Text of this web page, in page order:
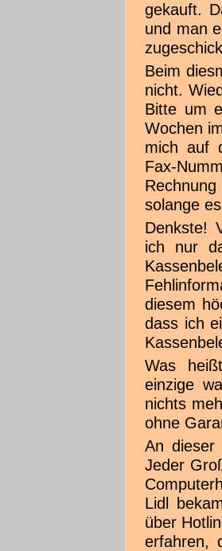
gekauft.
und man
Beim
nicht.
Bitte um
Wochen
mich auf
Fax-
solange
Denkste!
ich nur
diesem
dass ich
Was
einzige
nichts
ohne
An dieser
Jeder
Lidl
über
erfahren,